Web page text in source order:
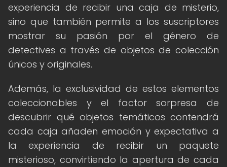
experiencia de recibir una caja de misterio,
sino que también permite a los suscriptores
mostrar su pasión por el género de
detectives a través de objetos de colección
únicos y originales.
Además, la exclusividad de estos elementos
coleccionables y el factor sorpresa de
descubrir qué objetos temáticos contendrá
cada caja añaden emoción y expectativa a
la experiencia de recibir un paquete
misterioso, convirtiendo la apertura de cada